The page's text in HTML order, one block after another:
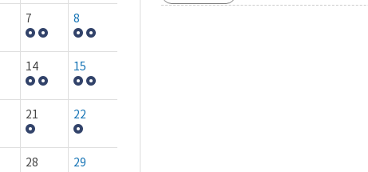
7 8
14 15
21 22
28 29